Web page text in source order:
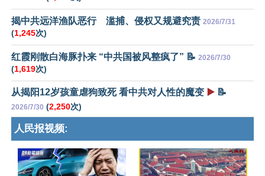
揭中共远洋渔队恶行 滥捕、侵权又规避究责 2026/7/31
(1,245次)
红霞刚散白海豚扑来 “中共国被风整疯了” 📝 2026/7/30
(1,619次)
从揭阳12岁孩童虐狗致死 看中共对人性的魔变 ▶️ 📝
2026/7/30 (2,250次)
人民报视频: